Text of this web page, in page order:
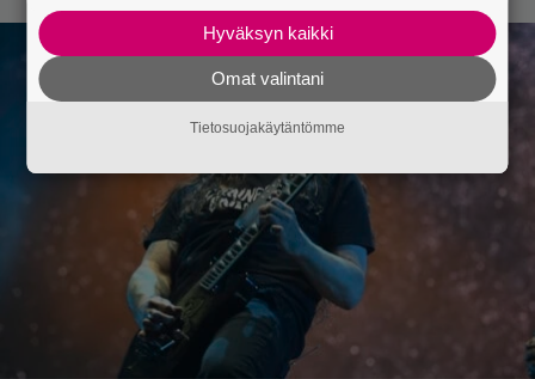
Hyväksyn kaikki
Omat valintani
Tietosuojakäytäntömme